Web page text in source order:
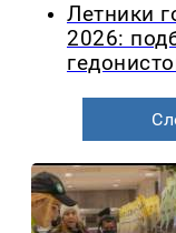
Летники
2026: